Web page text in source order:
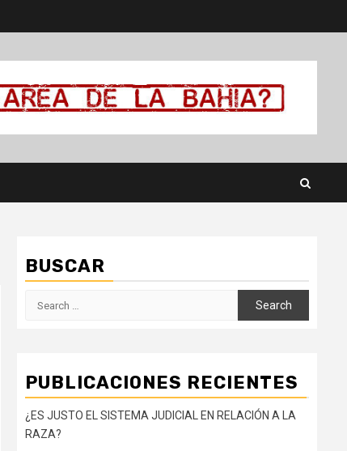
BUSCAR
PUBLICACIONES RECIENTES
¿ES JUSTO EL SISTEMA JUDICIAL EN RELACIÓN A LA
RAZA?